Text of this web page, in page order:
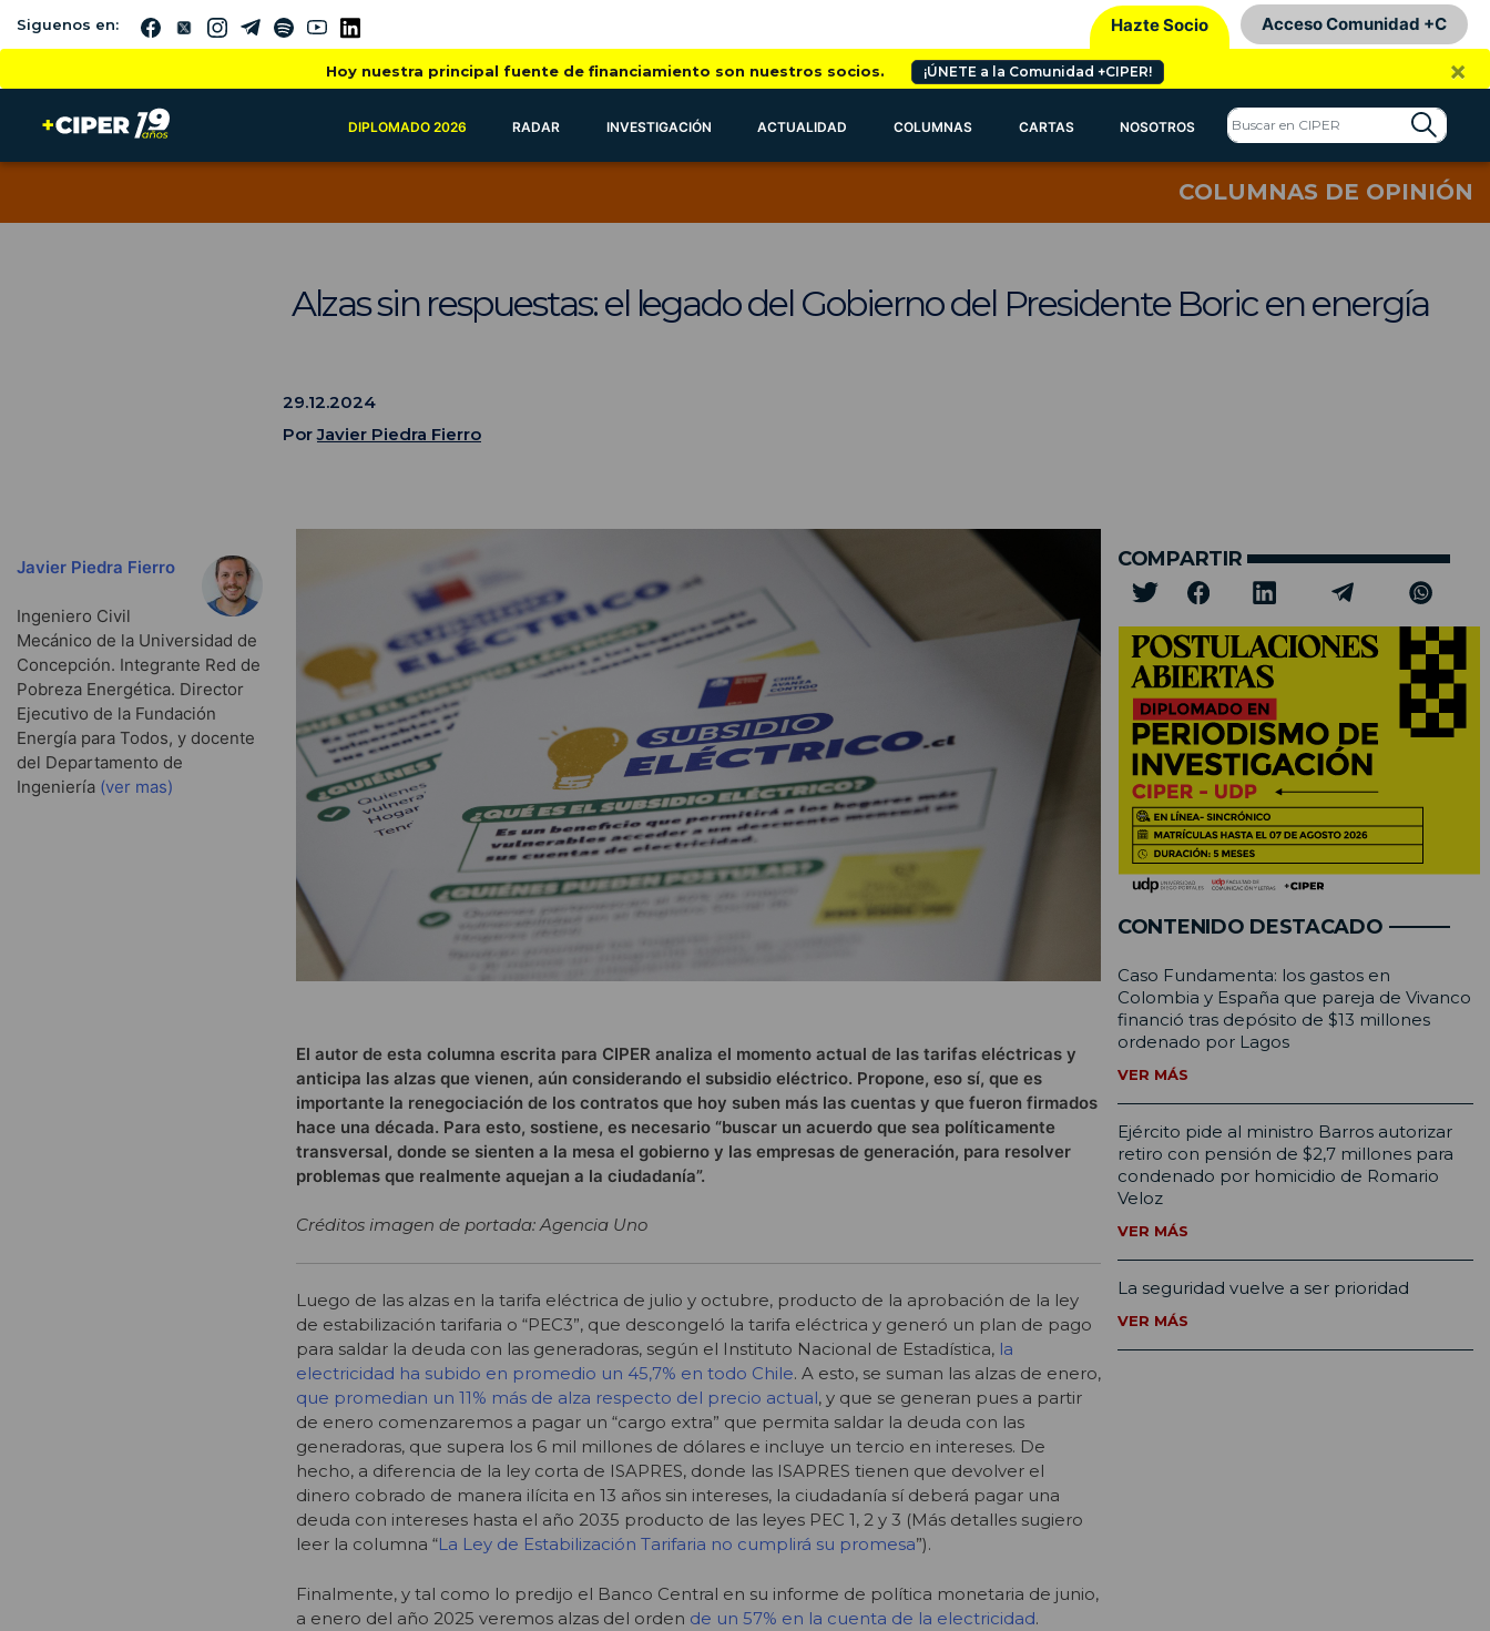
Siguenos en: Hazte Socio Acceso Comunidad +C
Hoy nuestra principal fuente de financiamiento son nuestros socios. ¡ÚNETE a la Comunidad +CIPER! ×
DIPLOMADO 2026 RADAR INVESTIGACIÓN ACTUALIDAD COLUMNAS CARTAS NOSOTROS
COLUMNAS DE OPINIÓN
Alzas sin respuestas: el legado del Gobierno del Presidente Boric en energía
29.12.2024
PorJavier Piedra Fierro
Javier Piedra Fierro
Ingeniero Civil
Mecánico de la Universidad de
Concepción. Integrante Red de
Pobreza Energética. Director
Ejecutivo de la Fundación
Energía para Todos, y docente
del Departamento de
Ingeniería (ver mas)
El autor de esta columna escrita para CIPER analiza el momento actual de las tarifas eléctricas y
anticipa las alzas que vienen, aún considerando el subsidio eléctrico. Propone, eso sí, que es
importante la renegociación de los contratos que hoy suben más las cuentas y que fueron firmados
hace una década. Para esto, sostiene, es necesario “buscar un acuerdo que sea políticamente
transversal, donde se sienten a la mesa el gobierno y las empresas de generación, para resolver
problemas que realmente aquejan a la ciudadanía”.
Créditos imagen de portada: Agencia Uno
Luego de las alzas en la tarifa eléctrica de julio y octubre, producto de la aprobación de la ley
de estabilización tarifaria o “PEC3”, que descongeló la tarifa eléctrica y generó un plan de pago
para saldar la deuda con las generadoras, según el Instituto Nacional de Estadística, la
electricidad ha subido en promedio un 45,7% en todo Chile. A esto, se suman las alzas de enero,
que promedian un 11% más de alza respecto del precio actual, y que se generan pues a partir
de enero comenzaremos a pagar un “cargo extra” que permita saldar la deuda con las
generadoras, que supera los 6 mil millones de dólares e incluye un tercio en intereses. De
hecho, a diferencia de la ley corta de ISAPRES, donde las ISAPRES tienen que devolver el
dinero cobrado de manera ilícita en 13 años sin intereses, la ciudadanía sí deberá pagar una
deuda con intereses hasta el año 2035 producto de las leyes PEC 1, 2 y 3 (Más detalles sugiero
leer la columna “La Ley de Estabilización Tarifaria no cumplirá su promesa”).
Finalmente, y tal como lo predijo el Banco Central en su informe de política monetaria de junio,
a enero del año 2025 veremos alzas del orden de un 57% en la cuenta de la electricidad.
COMPARTIR
CONTENIDO DESTACADO
Caso Fundamenta: los gastos en
Colombia y España que pareja de Vivanco
financió tras depósito de $13 millones
ordenado por Lagos
VER MÁS
Ejército pide al ministro Barros autorizar
retiro con pensión de $2,7 millones para
condenado por homicidio de Romario
Veloz
VER MÁS
La seguridad vuelve a ser prioridad
VER MÁS